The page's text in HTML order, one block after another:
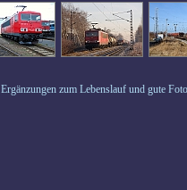
Ergänzungen zum Lebenslauf und gute